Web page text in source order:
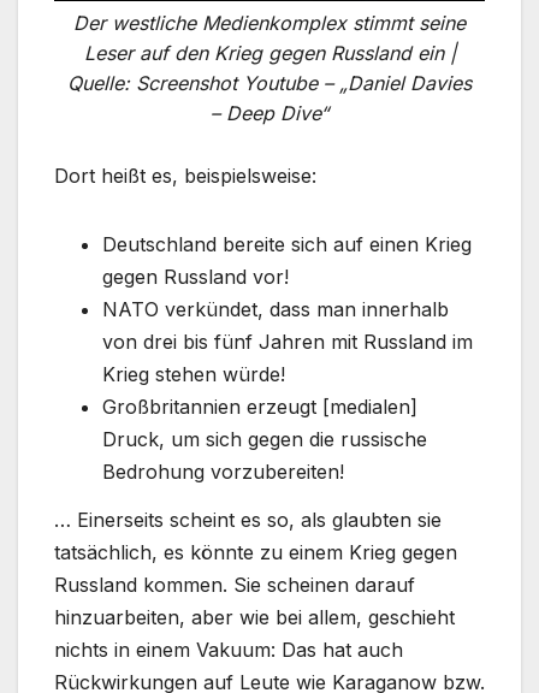
Der westliche Medienkomplex stimmt seine
Leser auf den Krieg gegen Russland ein |
Quelle: Screenshot Youtube – „Daniel Davies
– Deep Dive“
Dort heißt es, beispielsweise:
Deutschland bereite sich auf einen Krieg
gegen Russland vor!
NATO verkündet, dass man innerhalb
von drei bis fünf Jahren mit Russland im
Krieg stehen würde!
Großbritannien erzeugt [medialen]
Druck, um sich gegen die russische
Bedrohung vorzubereiten!
… Einerseits scheint es so, als glaubten sie
tatsächlich, es könnte zu einem Krieg gegen
Russland kommen. Sie scheinen darauf
hinzuarbeiten, aber wie bei allem, geschieht
nichts in einem Vakuum: Das hat auch
Rückwirkungen auf Leute wie Karaganow bzw.